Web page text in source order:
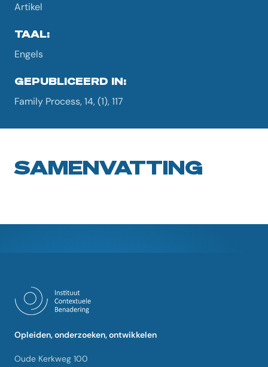
Artikel
TAAL:
Engels
GEPUBLICEERD IN:
Family Process, 14, (1), 117
SAMENVATTING
Opleiden, onderzoeken, ontwikkelen
Oude Kerkweg 100